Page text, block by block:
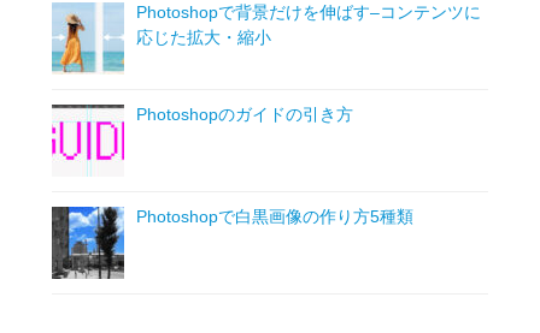
Photoshopで背景だけを伸ばす–コンテンツに
応じた拡大・縮小
Photoshopのガイドの引き方
Photoshopで白黒画像の作り方5種類